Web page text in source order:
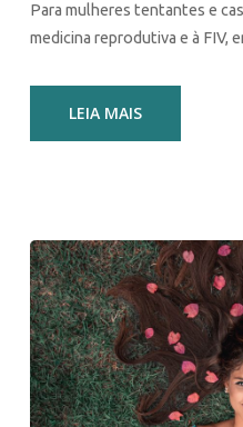
Para mulheres tentantes e
medicina reprodutiva e à FIV,
LEIA MAIS